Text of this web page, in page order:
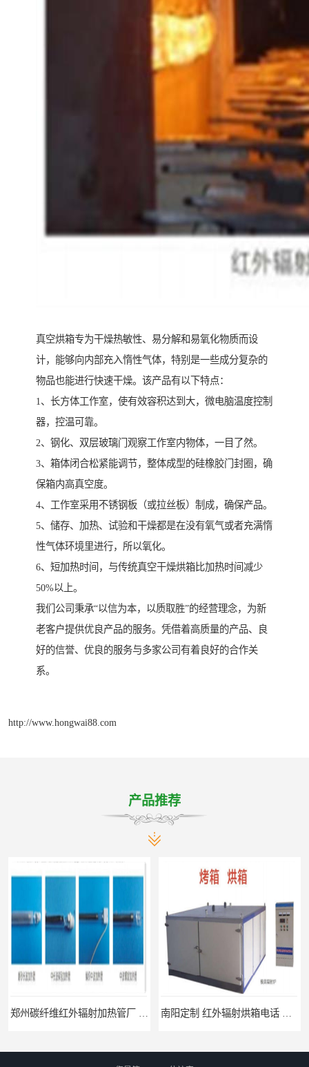
真空烘箱专为干燥热敏性、易分解和易氧化物质而设
计，能够向内部充入惰性气体，特别是一些成分复杂的
物品也能进行快速干燥。该产品有以下特点：
1、长方体工作室，使有效容积达到大，微电脑温度控制
器，控温可靠。
2、钢化、双层玻璃门观察工作室内物体，一目了然。
3、箱体闭合松紧能调节，整体成型的硅橡胶门封圈，确
保箱内高真空度。
4、工作室采用不锈钢板（或拉丝板）制成，确保产品。
5、储存、加热、试验和干燥都是在没有氧气或者充满惰
性气体环境里进行，所以氧化。
6、短加热时间，与传统真空干燥烘箱比加热时间减少
50%以上。
我们公司秉承“以信为本，以质取胜”的经营理念，为新
老客户提供优良产品的服务。凭借着高质量的产品、良
好的信誉、优良的服务与多家公司有着良好的合作关
系。
http://www.hongwai88.com
产品推荐